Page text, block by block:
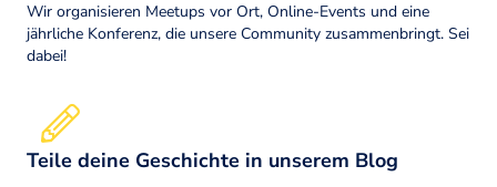
Wir organisieren Meetups vor Ort, Online-Events und eine
jährliche Konferenz, die unsere Community zusammenbringt. Sei
dabei!
Teile deine Geschichte in unserem Blog